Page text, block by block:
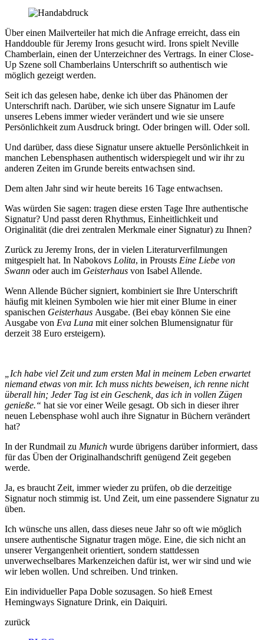
Über einen Mailverteiler hat mich die Anfrage erreicht, dass ein
Handdouble für Jeremy Irons gesucht wird. Irons spielt Neville
Chamberlain, einen der Unterzeichner des Vertrags. In einer Close-
Up Szene soll Chamberlains Unterschrift so authentisch wie
möglich gezeigt werden.
Seit ich das gelesen habe, denke ich über das Phänomen der
Unterschrift nach. Darüber, wie sich unsere Signatur im Laufe
unseres Lebens immer wieder verändert und wie sie unsere
Persönlichkeit zum Ausdruck bringt. Oder bringen will. Oder soll.
Und darüber, dass diese Signatur unsere aktuelle Persönlichkeit in
manchen Lebensphasen authentisch widerspiegelt und wir ihr zu
anderen Zeiten im Grunde bereits entwachsen sind.
Dem alten Jahr sind wir heute bereits 16 Tage entwachsen.
Was würden Sie sagen: tragen diese ersten Tage Ihre authentische
Signatur? Und passt deren Rhythmus, Einheitlichkeit und
Originalität (die drei zentralen Merkmale einer Signatur) zu Ihnen?
Zurück zu Jeremy Irons, der in vielen Literaturverfilmungen
mitgespielt hat. In Nabokovs Lolita, in Prousts Eine Liebe von
Swann oder auch im Geisterhaus von Isabel Allende.
Wenn Allende Bücher signiert, kombiniert sie Ihre Unterschrift
häufig mit kleinen Symbolen wie hier mit einer Blume in einer
spanischen Geisterhaus Ausgabe. (Bei ebay können Sie eine
Ausgabe von Eva Luna mit einer solchen Blumensignatur für
derzeit 38 Euro ersteigern).
„Ich habe viel Zeit und zum ersten Mal in meinem Leben erwartet
niemand etwas von mir. Ich muss nichts beweisen, ich renne nicht
überall hin; Jeder Tag ist ein Geschenk, das ich in vollen Zügen
genieße.“ hat sie vor einer Weile gesagt. Ob sich in dieser ihrer
neuen Lebensphase wohl auch ihre Signatur in Büchern verändert
hat?
In der Rundmail zu Munich wurde übrigens darüber informiert, dass
für das Üben der Originalhandschrift genügend Zeit gegeben
werde.
Ja, es braucht Zeit, immer wieder zu prüfen, ob die derzeitige
Signatur noch stimmig ist. Und Zeit, um eine passendere Signatur zu
üben.
Ich wünsche uns allen, dass dieses neue Jahr so oft wie möglich
unsere authentische Signatur tragen möge. Eine, die sich nicht an
unserer Vergangenheit orientiert, sondern stattdessen
unverwechselbares Markenzeichen dafür ist, wer wir sind und wie
wir leben wollen. Und schreiben. Und trinken.
Ein individueller Papa Doble sozusagen. So hieß Ernest
Hemingways Signature Drink, ein Daiquiri.
zurück